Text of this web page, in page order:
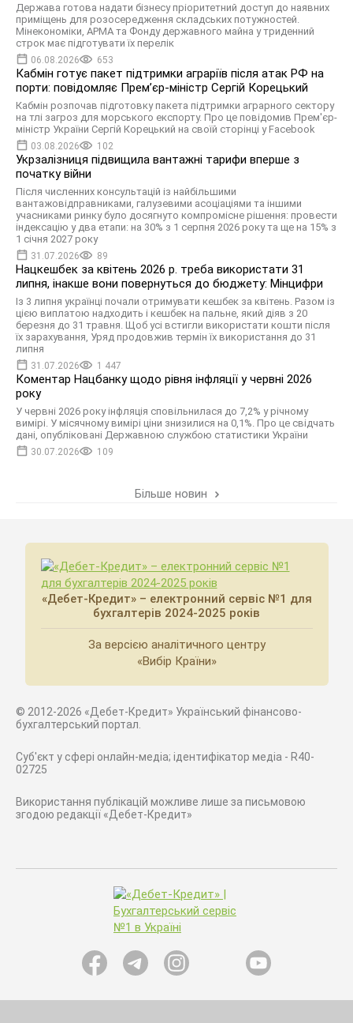
Держава готова надати бізнесу пріоритетний доступ до наявних
приміщень для розосередження складських потужностей.
Мінекономіки, АРМА та Фонду державного майна у триденний
строк має підготувати їх перелік
06.08.2026 653
Кабмін готує пакет підтримки аграріїв після атак РФ на
порти: повідомляє Прем’єр-міністр Сергій Корецький
Кабмін розпочав підготовку пакета підтримки аграрного сектору
на тлі загроз для морського експорту. Про це повідомив Прем'єр-
міністр України Сергій Корецький на своїй сторінці у Facebook
03.08.2026 102
Укрзалізниця підвищила вантажні тарифи вперше з
початку війни
Після численних консультацій із найбільшими
вантажовідправниками, галузевими асоціаціями та іншими
учасниками ринку було досягнуто компромісне рішення: провести
індексацію у два етапи: на 30% з 1 серпня 2026 року та ще на 15% з
1 січня 2027 року
31.07.2026 89
Нацкешбек за квітень 2026 р. треба використати 31
липня, інакше вони повернуться до бюджету: Мінцифри
Із 3 липня українці почали отримувати кешбек за квітень. Разом із
цією виплатою надходить і кешбек на пальне, який діяв з 20
березня до 31 травня. Щоб усі встигли використати кошти після
їх зарахування, Уряд продовжив термін їх використання до 31
липня
31.07.2026 1 447
Коментар Нацбанку щодо рівня інфляції у червні 2026
року
У червні 2026 року інфляція сповільнилася до 7,2% у річному
вимірі. У місячному вимірі ціни знизилися на 0,1%. Про це свідчать
дані, опубліковані Державною службою статистики України
30.07.2026 109
Більше новин
«Дебет-Кредит» – електронний сервіс №1 для
бухгалтерів 2024-2025 років
За версією аналітичного центру
«Вибір Країни»
© 2012-2026 «Дебет-Кредит» Український фінансово-
бухгалтерський портал.
Суб'єкт у сфері онлайн-медіа; ідентифікатор медіа - R40-
02725
Використання публікацій можливе лише за письмовою
згодою редакції «Дебет-Кредит»